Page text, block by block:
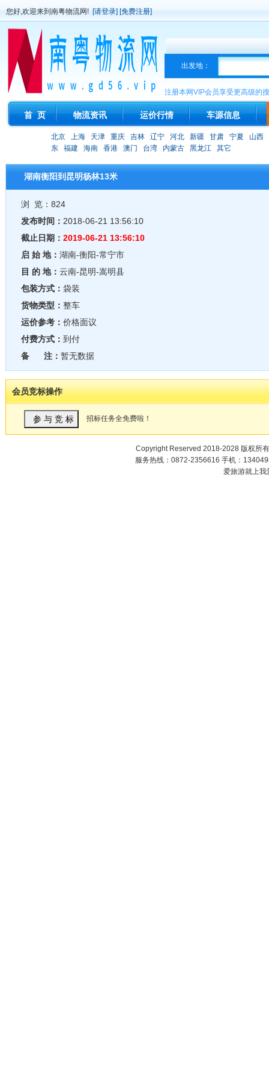
您好,欢迎来到南粤物流网! [请登录] [免费注册]
出发地：
注册本网VIP会员享受更高级的
首 页 物流资讯 运价行情 车源信息
北京 上海 天津 重庆 吉林 辽宁 河北 新疆 甘肃 宁夏
山西
东
福建 海南 香港 澳门 台湾 内蒙古 黑龙江 其它
湖南衡阳到昆明杨林13米
浏 览：824
发布时间： 2018-06-21 13:56:10
截止日期： 2019-06-21 13:56:10
启 始 地： 湖南-衡阳-常宁市
目 的 地： 云南-昆明-嵩明县
包装方式： 袋装
货物类型： 整车
运价参考： 价格面议
付费方式： 到付
备 注： 暂无数据
会员竞标操作
招标任务全免费啦！
Copyright Reserved 2018-2028 版权所
服务热线：0872-2356616 手机：
爱旅游就上我